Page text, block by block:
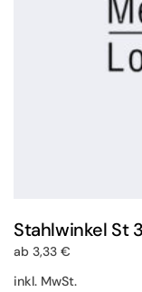
Stahlwinkel St
ab 3,33 €
inkl. MwSt.